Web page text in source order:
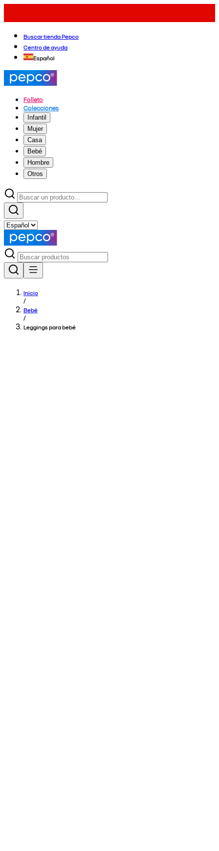
Buscar tienda Pepco
Centro de ayuda
Español
Folleto
Colecciones
Infantil
Mujer
Casa
Bebé
Hombre
Otros
Inicio
/
Bebé
/
Leggings para bebé